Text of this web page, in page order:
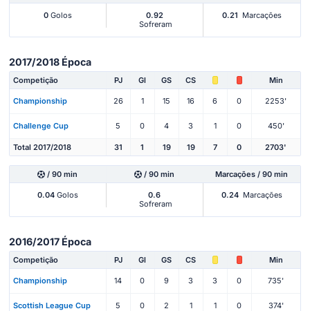
0Golos
0.92
Sofreram
0.21 Marcações
2017/2018 Época
Competição PJ Gl GS CS Min
Championship 26 1 15 16 6 0 2253'
Challenge Cup 5 0 4 3 1 0 450'
Total 2017/2018 31 1 19 19 7 0 2703'
/ 90 min / 90 min Marcações / 90 min
0.04Golos
0.6
Sofreram
0.24 Marcações
2016/2017 Época
Competição PJ Gl GS CS Min
Championship 14 0 9 3 3 0 735'
Scottish League Cup 5 0 2 1 1 0 374'